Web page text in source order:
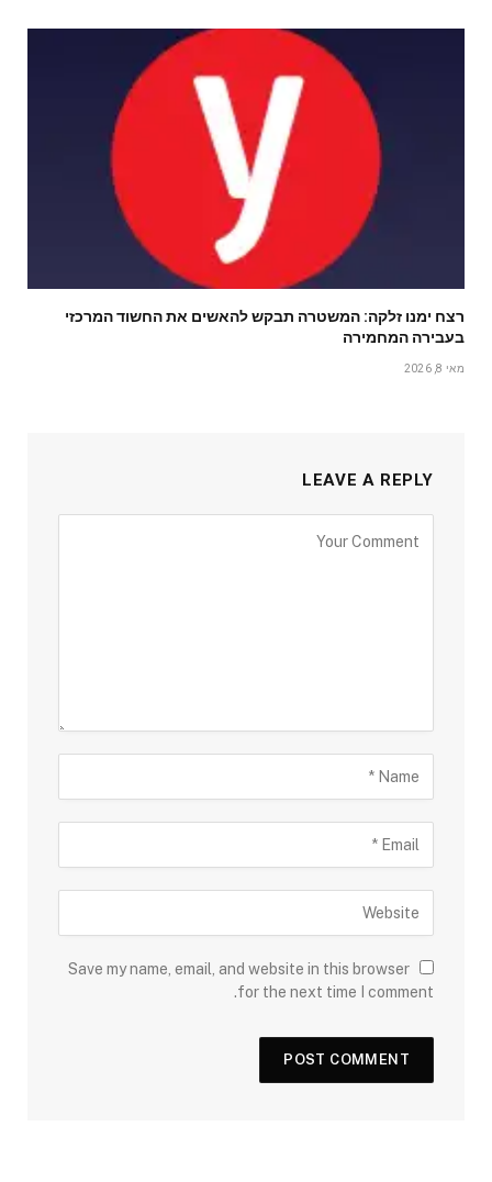
רצח ימנו זלקה: המשטרה תבקש להאשים את החשוד המרכזי
בעבירה המחמירה
מאי 8, 2026
LEAVE A REPLY
Save my name, email, and website in this browser
for the next time I comment.